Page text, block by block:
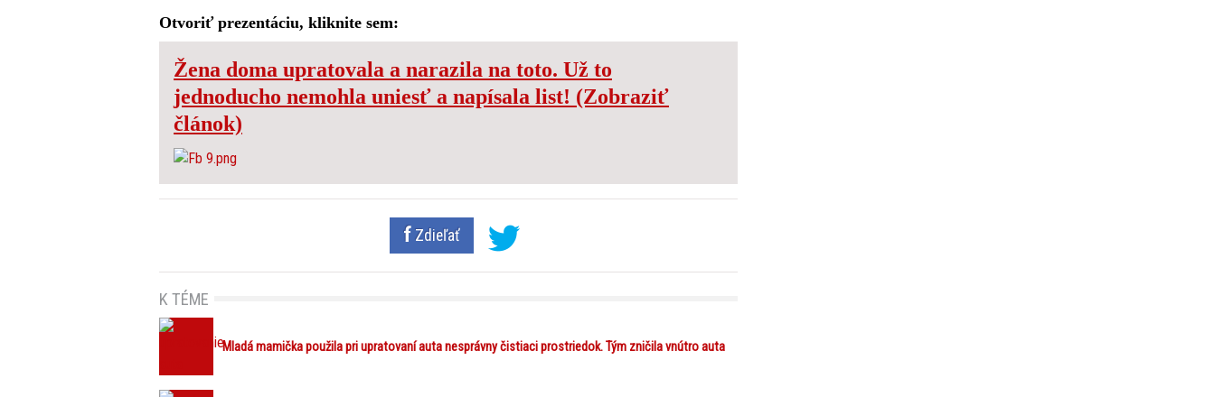
Otvoriť prezentáciu, kliknite sem:
Žena doma upratovala a narazila na toto. Už to
jednoducho nemohla uniesť a napísala list! (Zobraziť
článok)
Zdieľať
K TÉME
Mladá mamička použila pri upratovaní auta nesprávny čistiaci prostriedok. Tým zničila vnútro auta